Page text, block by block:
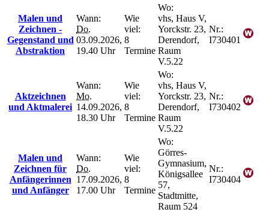
Malen und
Zeichnen -
Gegenstand und
Abstraktion
Wann:
Do.
03.09.2026,
19.40 Uhr
Wie
viel:
8
Termine
Wo:
vhs, Haus V,
Yorckstr. 23,
Derendorf,
Raum
V.5.22
Nr.:
I730401
Aktzeichnen
und Aktmalerei
Wann:
Mo.
14.09.2026,
18.30 Uhr
Wie
viel:
8
Termine
Wo:
vhs, Haus V,
Yorckstr. 23,
Derendorf,
Raum
V.5.22
Nr.:
I730402
Malen und
Zeichnen für
Anfängerinnen
und Anfänger
Wann:
Do.
17.09.2026,
17.00 Uhr
Wie
viel:
8
Termine
Wo:
Görres-
Gymnasium,
Königsallee
57,
Stadtmitte,
Raum 524
Nr.:
I730404